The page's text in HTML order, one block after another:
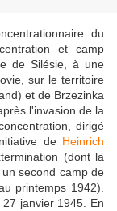
du
et camp
de Silésie, à une
sur le territoire
et de Brzezinka
l'invasion de la
dirigé
de Heinrich
(dont la
second camp de
printemps 1942).
janvier 1945. En